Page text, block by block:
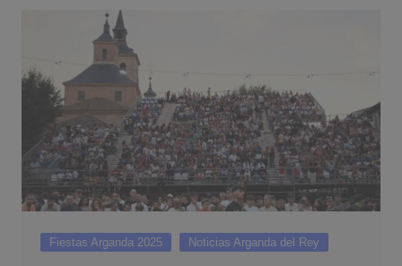
Fiestas Arganda 2025 Noticias Arganda del Rey